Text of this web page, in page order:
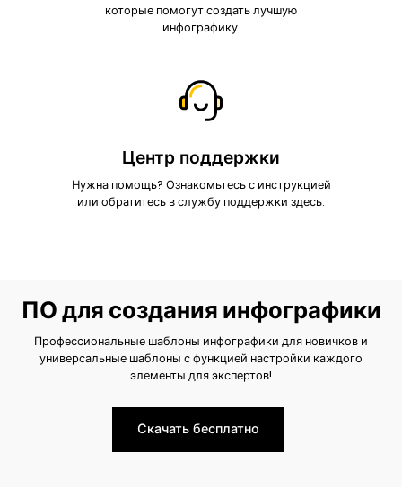
которые помогут создать лучшую
инфографику.
Центр поддержки
Нужна помощь? Ознакомьтесь с инструкцией
или обратитесь в службу поддержки здесь.
ПО для создания инфографики
Профессиональные шаблоны инфографики для новичков и
универсальные шаблоны с функцией настройки каждого
элементы для экспертов!
Скачать бесплатно